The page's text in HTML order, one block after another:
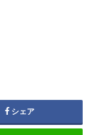
シェア